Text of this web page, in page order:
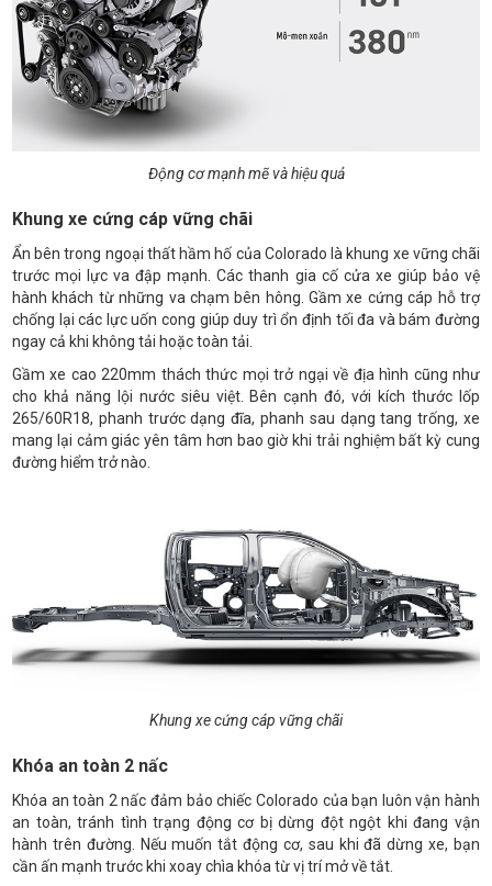
Động cơ mạnh mẽ và hiệu quả
Khung xe cứng cáp vững chãi
Ẩn bên trong ngoại thất hầm hố của Colorado là khung xe vững chãi
trước mọi lực va đập mạnh. Các thanh gia cố cửa xe giúp bảo vệ
hành khách từ những va chạm bên hông. Gầm xe cứng cáp hỗ trợ
chống lại các lực uốn cong giúp duy trì ổn định tối đa và bám đường
ngay cả khi không tải hoặc toàn tải.
Gầm xe cao 220mm thách thức mọi trở ngại về địa hình cũng như
cho khả năng lội nước siêu việt. Bên cạnh đó, với kích thước lốp
265/60R18, phanh trước dạng đĩa, phanh sau dạng tang trống, xe
mang lại cảm giác yên tâm hơn bao giờ khi trải nghiệm bất kỳ cung
đường hiểm trở nào.
Khung xe cứng cáp vững chãi
Khóa an toàn 2 nấc
Khóa an toàn 2 nấc đảm bảo chiếc Colorado của bạn luôn vận hành
an toàn, tránh tình trạng động cơ bị dừng đột ngột khi đang vận
hành trên đường. Nếu muốn tắt động cơ, sau khi đã dừng xe, bạn
cần ấn mạnh trước khi xoay chìa khóa từ vị trí mở về tắt.